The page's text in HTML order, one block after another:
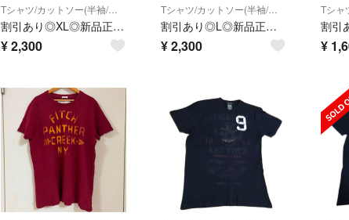
Tシャツ/カットソー(半袖/袖なし)
割引あり◎XL◎新品正規品◎アバクロ◎Tシャツ◎送料込
¥2,300
Tシャツ/カットソー(半袖/袖なし)
割引あり◎L◎新品正規品◎アバクロ◎Tシャツ◎送料込
¥2,300 ¥